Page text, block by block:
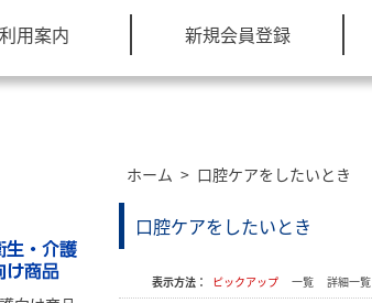
用案内 新規会員登録
ホーム > 口腔ケアをしたいとき
口腔ケアをしたいとき
表示方法： ピックアップ 一覧 詳細一覧